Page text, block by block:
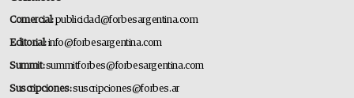
Comercial:publicidad@forbesargentina.com
Editorial:info@forbesargentina.com
Summit:summitforbes@forbesargentina.com
Suscripciones:suscripciones@forbes.ar